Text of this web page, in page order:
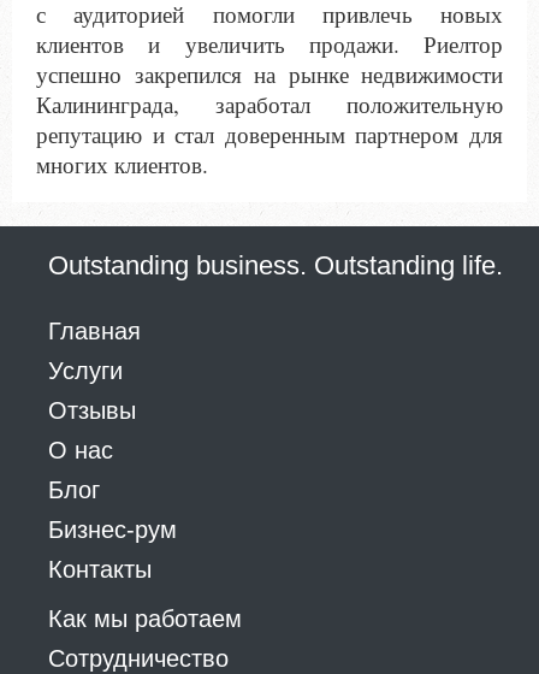
с аудиторией помогли привлечь новых
клиентов и увеличить продажи. Риелтор
успешно закрепился на рынке недвижимости
Калининграда, заработал положительную
репутацию и стал доверенным партнером для
многих клиентов.
Outstanding business. Outstanding life.
Главная
Услуги
Отзывы
О нас
Блог
Бизнес-рум
Контакты
Как мы работаем
Сотрудничество